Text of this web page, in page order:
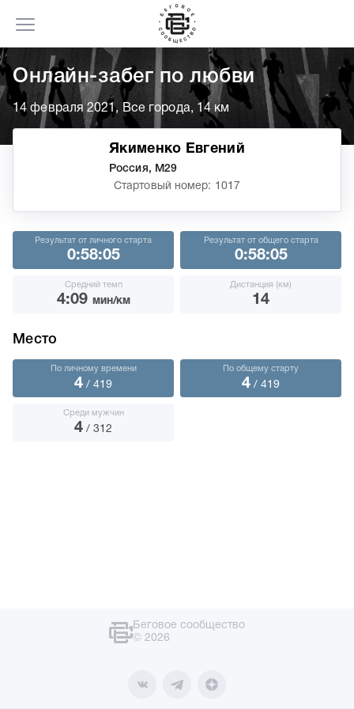
Онлайн-забег по любви
14 февраля 2021, Все города, 14 км
Якименко Евгений
Россия, М29
Стартовый номер: 1017
Результат от личного старта
0:58:05
Результат от общего старта
0:58:05
Средний темп
4:09 мин/км
Дистанция (км)
14
Место
По личному времени
4 / 419
По общему старту
4 / 419
Среди мужчин
4 / 312
Беговое сообщество
© 2026